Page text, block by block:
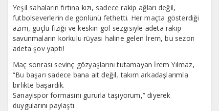
Yeşil sahaların fırtına kızı, sadece rakip ağları değil,
futbolseverlerin de gönlünü fethetti. Her maçta gösterdiği
azim, güçlü fiziği ve keskin gol sezgisiyle adeta rakip
savunmaların korkulu rüyası haline gelen İrem, bu sezon
adeta şov yaptı!
Maç sonrası sevinç gözyaşlarını tutamayan İrem Yılmaz,
“Bu başarı sadece bana ait değil, takım arkadaşlarımla
birlikte başardık.
Sanayispor formasını gururla taşıyorum,” diyerek
duygularını paylaştı.